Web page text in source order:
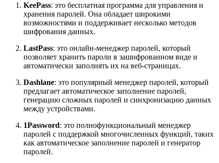
KeePass: это бесплатная программа для управления и
хранения паролей. Она обладает широкими
возможностями и поддерживает несколько методов
шифрования данных.
LastPass: это онлайн-менеджер паролей, который
позволяет хранить пароли в зашифрованном виде и
автоматически заполнять их на веб-страницах.
Dashlane: это популярный менеджер паролей, который
предлагает автоматическое заполнение паролей,
генерацию сложных паролей и синхронизацию данных
между устройствами.
1Password: это полнофункциональный менеджер
паролей с поддержкой многочисленных функций, таких
как автоматическое заполнение паролей и генератор
паролей.